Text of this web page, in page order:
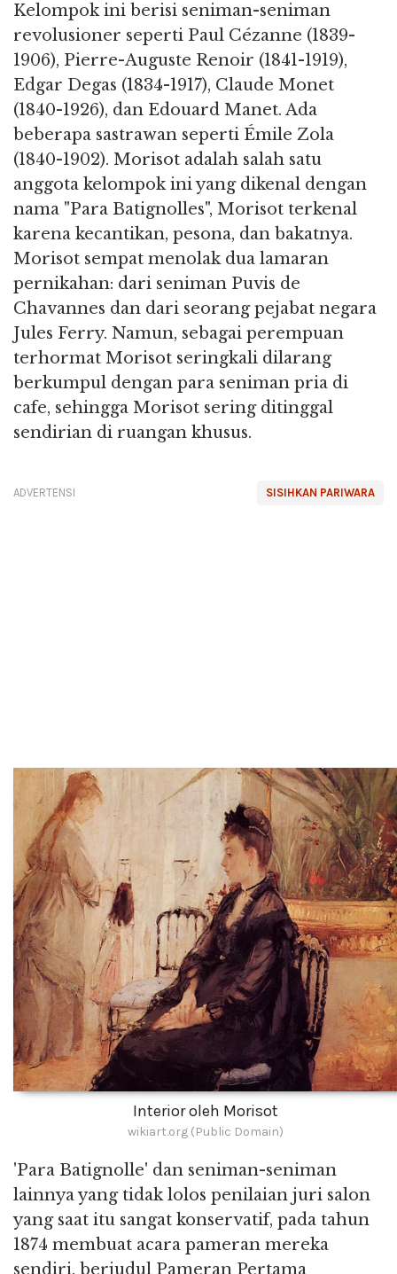
Kelompok ini berisi seniman-seniman
revolusioner seperti Paul Cézanne (1839-
1906), Pierre-Auguste Renoir (1841-1919),
Edgar Degas (1834-1917), Claude Monet
(1840-1926), dan Edouard Manet. Ada
beberapa sastrawan seperti Émile Zola
(1840-1902). Morisot adalah salah satu
anggota kelompok ini yang dikenal dengan
nama "Para Batignolles", Morisot terkenal
karena kecantikan, pesona, dan bakatnya.
Morisot sempat menolak dua lamaran
pernikahan: dari seniman Puvis de
Chavannes dan dari seorang pejabat negara
Jules Ferry. Namun, sebagai perempuan
terhormat Morisot seringkali dilarang
berkumpul dengan para seniman pria di
cafe, sehingga Morisot sering ditinggal
sendirian di ruangan khusus.
SISIHKAN PARIWARA
ADVERTENSI
Interior oleh Morisot
wikiart.org (Public Domain)
'Para Batignolle' dan seniman-seniman
lainnya yang tidak lolos penilaian juri salon
yang saat itu sangat konservatif, pada tahun
1874 membuat acara pameran mereka
sendiri, berjudul Pameran Pertama